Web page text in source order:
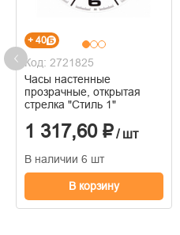
+ 40
Код: 2721825
Часы настенные
прозрачные, открытая
стрелка "Стиль 1"
1 317,60 ₽/ шт
В наличии 6 шт
В корзину